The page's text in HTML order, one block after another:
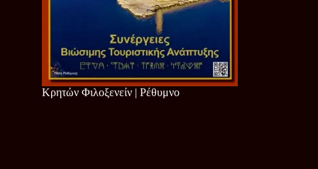
Κρητών Φιλοξενείν | Ρέθυμνο